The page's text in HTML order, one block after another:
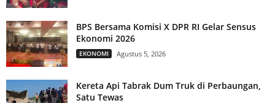
BPS Bersama Komisi X DPR RI Gelar Sensus
Ekonomi 2026
EKONOMI Agustus 5, 2026
Kereta Api Tabrak Dum Truk di Perbaungan,
Satu Tewas